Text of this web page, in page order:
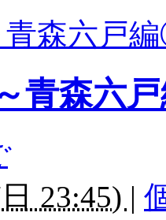
青森六戸
青森六
23:45) |